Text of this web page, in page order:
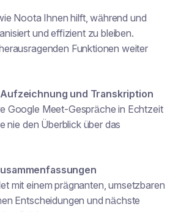
Noota Ihnen hilft, während und
und effizient zu bleiben.
Funktionen weiter
und Transkription
Google Meet-Gespräche in Echtzeit
nie den Überblick über das
mit einem prägnanten, umsetzbaren
Entscheidungen und nächste